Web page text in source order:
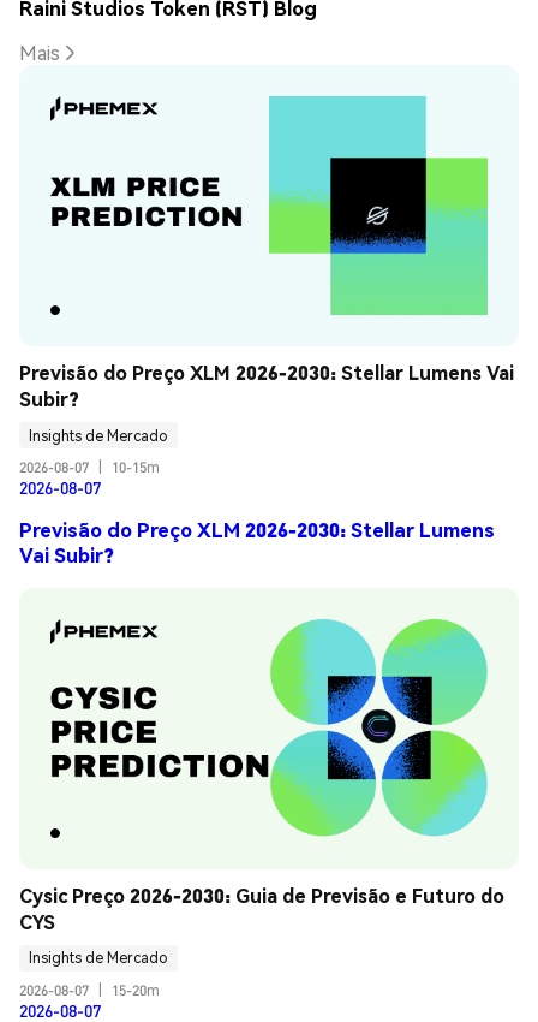
Raini Studios Token (RST) Blog
Mais
Previsão do Preço XLM 2026-2030: Stellar Lumens Vai
Subir?
Insights de Mercado
2026-08-07
10-15m
2026-08-07
Previsão do Preço XLM 2026-2030: Stellar Lumens
Vai Subir?
Cysic Preço 2026-2030: Guia de Previsão e Futuro do
CYS
Insights de Mercado
2026-08-07
15-20m
2026-08-07